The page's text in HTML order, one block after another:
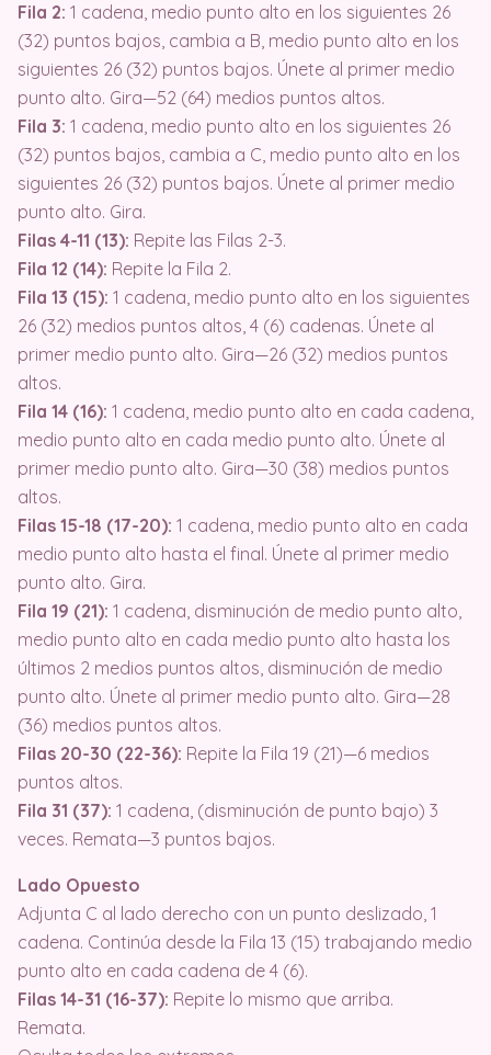
Fila 2: 1 cadena, medio punto alto en los siguientes 26
(32) puntos bajos, cambia a B, medio punto alto en los
siguientes 26 (32) puntos bajos. Únete al primer medio
punto alto. Gira—52 (64) medios puntos altos.
Fila 3: 1 cadena, medio punto alto en los siguientes 26
(32) puntos bajos, cambia a C, medio punto alto en los
siguientes 26 (32) puntos bajos. Únete al primer medio
punto alto. Gira.
Filas 4-11 (13): Repite las Filas 2-3.
Fila 12 (14): Repite la Fila 2.
Fila 13 (15): 1 cadena, medio punto alto en los siguientes
26 (32) medios puntos altos, 4 (6) cadenas. Únete al
primer medio punto alto. Gira—26 (32) medios puntos
altos.
Fila 14 (16): 1 cadena, medio punto alto en cada cadena,
medio punto alto en cada medio punto alto. Únete al
primer medio punto alto. Gira—30 (38) medios puntos
altos.
Filas 15-18 (17-20): 1 cadena, medio punto alto en cada
medio punto alto hasta el final. Únete al primer medio
punto alto. Gira.
Fila 19 (21): 1 cadena, disminución de medio punto alto,
medio punto alto en cada medio punto alto hasta los
últimos 2 medios puntos altos, disminución de medio
punto alto. Únete al primer medio punto alto. Gira—28
(36) medios puntos altos.
Filas 20-30 (22-36): Repite la Fila 19 (21)—6 medios
puntos altos.
Fila 31 (37): 1 cadena, (disminución de punto bajo) 3
veces. Remata—3 puntos bajos.
Lado Opuesto
Adjunta C al lado derecho con un punto deslizado, 1
cadena. Continúa desde la Fila 13 (15) trabajando medio
punto alto en cada cadena de 4 (6).
Filas 14-31 (16-37): Repite lo mismo que arriba.
Remata.